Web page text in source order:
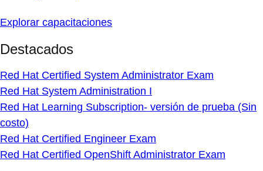
Explorar capacitaciones
Destacados
Red Hat Certified System Administrator Exam
Red Hat System Administration I
Red Hat Learning Subscription- versión de prueba (Sin
costo)
Red Hat Certified Engineer Exam
Red Hat Certified OpenShift Administrator Exam